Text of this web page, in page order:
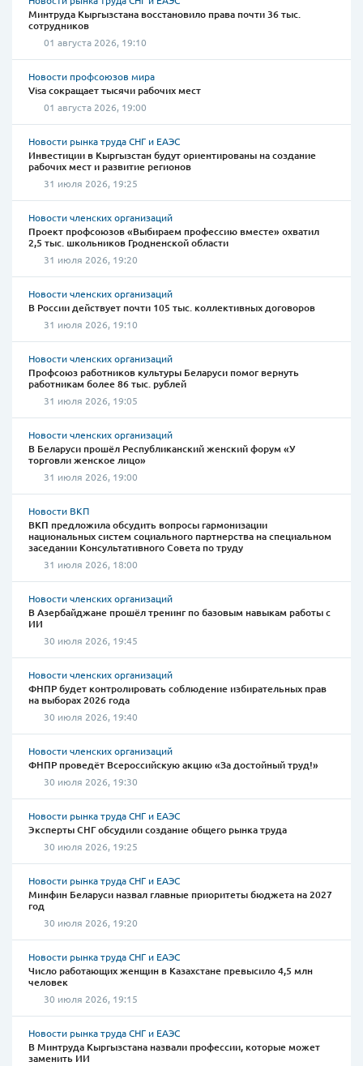
Минтруда Кыргызстана восстановило права почти 36 тыс.
сотрудников
01 августа 2026, 19:10
Новости профсоюзов мира
Visa сокращает тысячи рабочих мест
01 августа 2026, 19:00
Новости рынка труда СНГ и ЕАЭС
Инвестиции в Кыргызстан будут ориентированы на создание
рабочих мест и развитие регионов
31 июля 2026, 19:25
Новости членских организаций
Проект профсоюзов «Выбираем профессию вместе» охватил
2,5 тыс. школьников Гродненской области
31 июля 2026, 19:20
Новости членских организаций
В России действует почти 105 тыс. коллективных договоров
31 июля 2026, 19:10
Новости членских организаций
Профсоюз работников культуры Беларуси помог вернуть
работникам более 86 тыс. рублей
31 июля 2026, 19:05
Новости членских организаций
В Беларуси прошёл Республиканский женский форум «У
торговли женское лицо»
31 июля 2026, 19:00
Новости ВКП
ВКП предложила обсудить вопросы гармонизации
национальных систем социального партнерства на специальном
заседании Консультативного Совета по труду
31 июля 2026, 18:00
Новости членских организаций
В Азербайджане прошёл тренинг по базовым навыкам работы с
ИИ
30 июля 2026, 19:45
Новости членских организаций
ФНПР будет контролировать соблюдение избирательных прав
на выборах 2026 года
30 июля 2026, 19:40
Новости членских организаций
ФНПР проведёт Всероссийскую акцию «За достойный труд!»
30 июля 2026, 19:30
Новости рынка труда СНГ и ЕАЭС
Эксперты СНГ обсудили создание общего рынка труда
30 июля 2026, 19:25
Новости рынка труда СНГ и ЕАЭС
Минфин Беларуси назвал главные приоритеты бюджета на 2027
год
30 июля 2026, 19:20
Новости рынка труда СНГ и ЕАЭС
Число работающих женщин в Казахстане превысило 4,5 млн
человек
30 июля 2026, 19:15
Новости рынка труда СНГ и ЕАЭС
В Минтруда Кыргызстана назвали профессии, которые может
заменить ИИ